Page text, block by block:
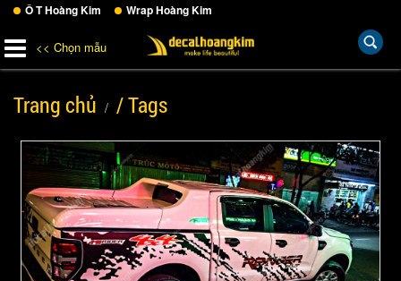
Ô T Hoàng Kim Wrap Hoàng Kim
<< Chọn mẫu
Trang chủ / Tags